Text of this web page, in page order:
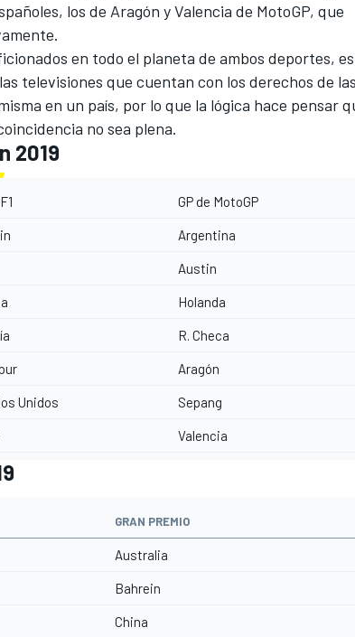
los de Aragón y Valencia de MotoGP, que
en todo el planeta de ambos deportes,
televisiones que cuentan con los derechos de las
en un país, por lo que la lógica hace pensar
no sea plena.
2019
GP de MotoGP
Argentina
Austin
Holanda
R. Checa
Aragón
Unidos Sepang
Valencia
GRAN PREMIO
Australia
Bahrein
China